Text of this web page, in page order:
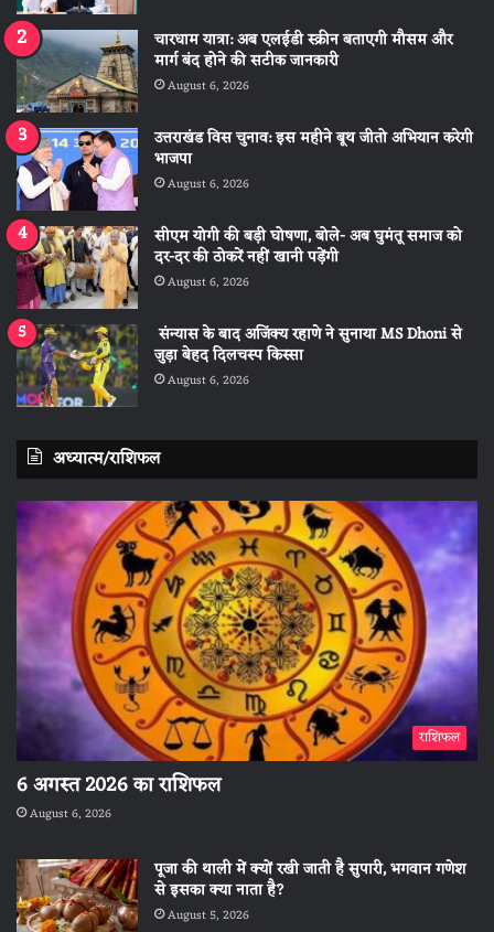
चारधाम यात्रा: अब एलईडी स्क्रीन बताएगी मौसम और
मार्ग बंद होने की सटीक जानकारी
August 6, 2026
उत्तराखंड विस चुनाव: इस महीने बूथ जीतो अभियान करेगी
भाजपा
August 6, 2026
सीएम योगी की बड़ी घोषणा, बोले- अब घुमंतू समाज को
दर-दर की ठोकरें नहीं खानी पड़ेंगी
August 6, 2026
संन्यास के बाद अजिंक्‍य रहाणे ने सुनाया MS Dhoni से
जुड़ा बेहद दिलचस्प किस्सा
August 6, 2026
अध्यात्म/राशिफल
राशिफल
6 अगस्त 2026 का राशिफल
August 6, 2026
पूजा की थाली में क्यों रखी जाती है सुपारी, भगवान गणेश
से इसका क्या नाता है?
August 5, 2026